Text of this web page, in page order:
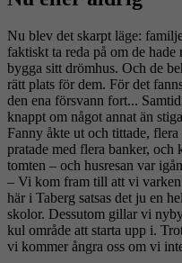
Nu blev det skarpt läge:
faktiskt ta reda på om de
bygga sitt drömhus. Och de
rätt plats för dem. För det
den ena försvann fort...
knappt om något annat än
Fanny åkte ut och tittade,
pratade med flera banker,
tomten – och husresan var
– Vi kom fram till att vi
här i Taberg satsas det ju en
skolor. Dessutom gillar vi
kul område att starta upp i.
vi kommer ångra oss om vi